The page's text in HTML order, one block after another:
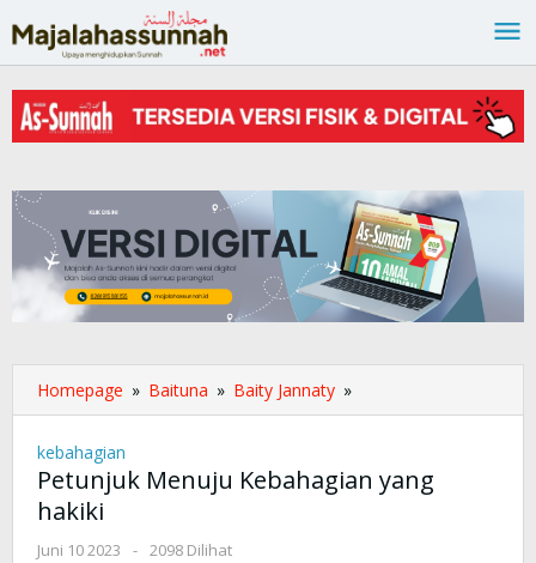
ke
konten
Homepage » Baituna » Baity Jannaty »
Menuju
hakiki
kebahagian
Petunjuk Menuju Kebahagian yang
hakiki
Juni 10 2023
oleh
- 2098 Dilihat